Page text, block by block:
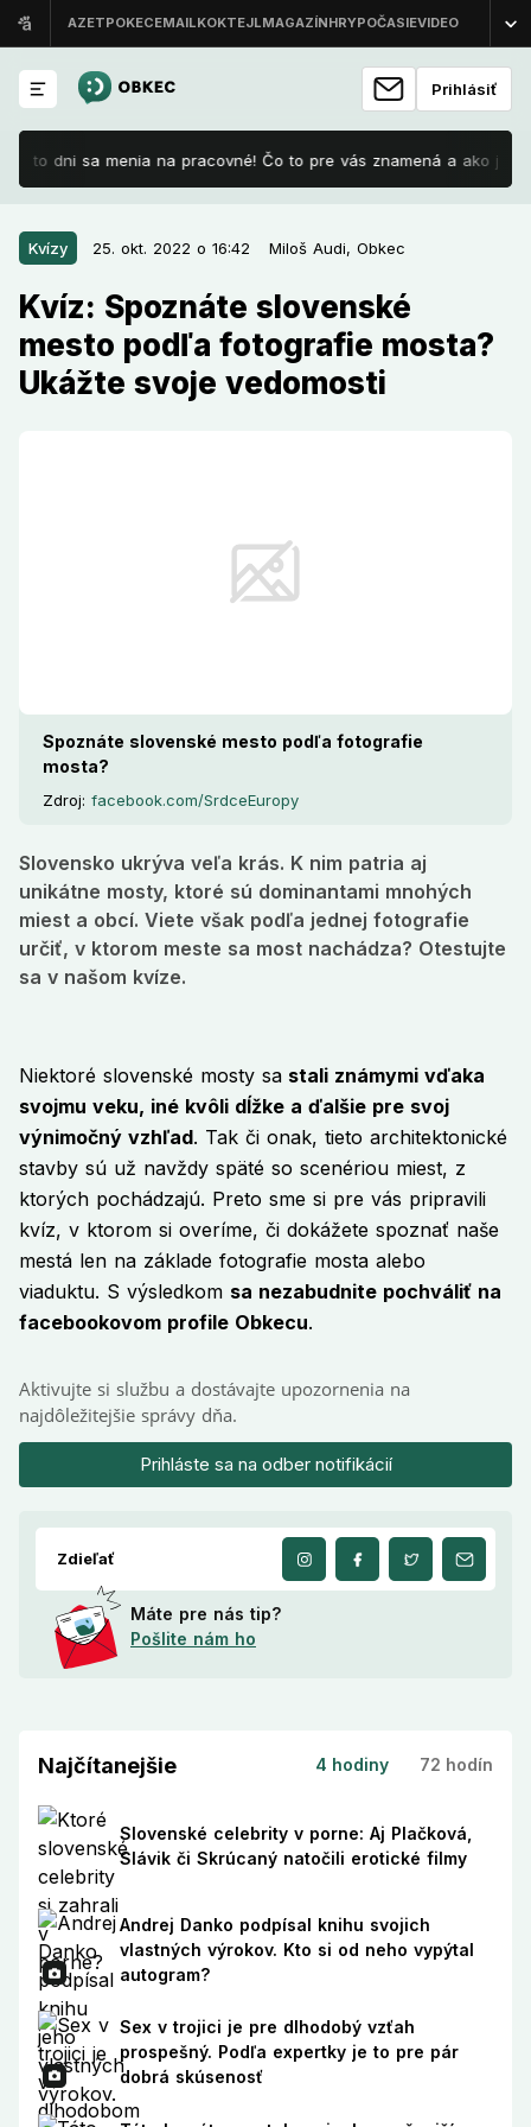
Prihlásiť
dni sa menia na pracovné! Čo to pre vás znamená a ako je to
Kvízy 25. okt. 2022 o 16:42 Miloš Audi, Obkec
Kvíz: Spoznáte slovenské
mesto podľa fotografie mosta?
Ukážte svoje vedomosti
Spoznáte slovenské mesto podľa fotografie
mosta?
Zdroj: facebook.com/SrdceEuropy
Slovensko ukrýva veľa krás. K nim patria aj
unikátne mosty, ktoré sú dominantami mnohých
miest a obcí. Viete však podľa jednej fotografie
určiť, v ktorom meste sa most nachádza? Otestujte
sa v našom kvíze.
Kvízy 25. okt. 2022 o 16:42
Kvíz: Spoznáte slovenské mesto
podľa fotografie mosta? Ukážte
svoje vedomosti
Niektoré slovenské mosty sa stali známymi vďaka
svojmu veku, iné kvôli dĺžke a ďalšie pre svoj
výnimočný vzhľad. Tak či onak, tieto architektonické
stavby sú už navždy späté so scenériou miest, z
ktorých pochádzajú. Preto sme si pre vás pripravili
kvíz, v ktorom si overíme, či dokážete spoznať naše
mestá len na základe fotografie mosta alebo
viaduktu. S výsledkom sa nezabudnite pochváliť na
facebookovom profile Obkecu.
Aktivujte si službu a dostávajte upozornenia na
najdôležitejšie správy dňa.
Prihláste sa na odber notifikácií
Zdieľať
Máte pre nás tip?
Pošlite nám ho
Najčítanejšie 4 hodiny 72 hodín
Slovenské celebrity v porne: Aj Plačková,
Slávik či Skrúcaný natočili erotické filmy
Andrej Danko podpísal knihu svojich
vlastných výrokov. Kto si od neho vypýtal
autogram?
Sex v trojici je pre dlhodobý vzťah
prospešný. Podľa expertky je to pre pár
dobrá skúsenosť